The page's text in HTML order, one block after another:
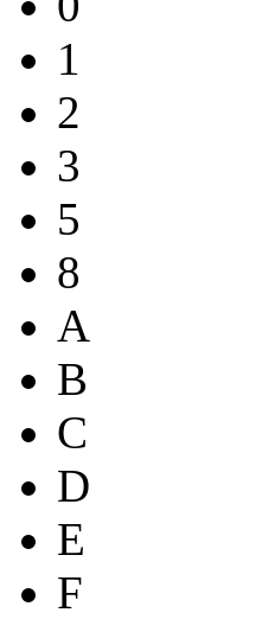
1
2
3
5
8
A
B
C
D
E
F